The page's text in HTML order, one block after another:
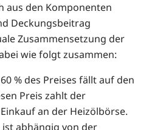
aus den Komponenten
Deckungsbeitrag
Zusammensetzung der
wie folgt zusammen:
% des Preises fällt auf den
Preis zahlt der
an der Heizölbörse.
abhängig von der